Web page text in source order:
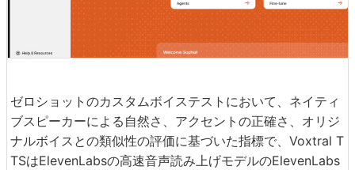
ゼロショットのカスタムボイステストにおいて、ネイティ
ブスピーカーによる自然さ、アクセントの正確さ、オリジ
ナルボイスとの類似性の評価に基づいた指標で、Voxtral T
TSはElevenLabsの高速音声読み上げモデルのElevenLabs